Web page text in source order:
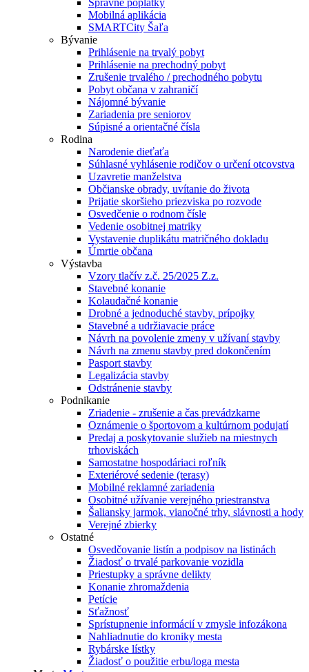
Správne poplatky
Mobilná aplikácia
SMARTCity Šaľa
Bývanie
Prihlásenie na trvalý pobyt
Prihlásenie na prechodný pobyt
Zrušenie trvalého / prechodného pobytu
Pobyt občana v zahraničí
Nájomné bývanie
Zariadenia pre seniorov
Súpisné a orientačné čísla
Rodina
Narodenie dieťaťa
Súhlasné vyhlásenie rodičov o určení otcovstva
Uzavretie manželstva
Občianske obrady, uvítanie do života
Prijatie skoršieho priezviska po rozvode
Osvedčenie o rodnom čísle
Vedenie osobitnej matriky
Vystavenie duplikátu matričného dokladu
Úmrtie občana
Výstavba
Vzory tlačív z.č. 25/2025 Z.z.
Stavebné konanie
Kolaudačné konanie
Drobné a jednoduché stavby, prípojky
Stavebné a udržiavacie práce
Návrh na povolenie zmeny v užívaní stavby
Návrh na zmenu stavby pred dokončením
Pasport stavby
Legalizácia stavby
Odstránenie stavby
Podnikanie
Zriadenie - zrušenie a čas prevádzkarne
Oznámenie o športovom a kultúrnom podujatí
Predaj a poskytovanie služieb na miestnych
trhoviskách
Samostatne hospodáriaci roľník
Exteriérové sedenie (terasy)
Mobilné reklamné zariadenia
Osobitné užívanie verejného priestranstva
Šaliansky jarmok, vianočné trhy, slávnosti a hody
Verejné zbierky
Ostatné
Osvedčovanie listín a podpisov na listinách
Žiadosť o trvalé parkovanie vozidla
Priestupky a správne delikty
Konanie zhromaždenia
Petície
Sťažnosť
Sprístupnenie informácií v zmysle infozákona
Nahliadnutie do kroniky mesta
Rybárske lístky
Žiadosť o použitie erbu/loga mesta